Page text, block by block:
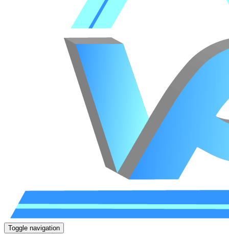
Toggle navigation